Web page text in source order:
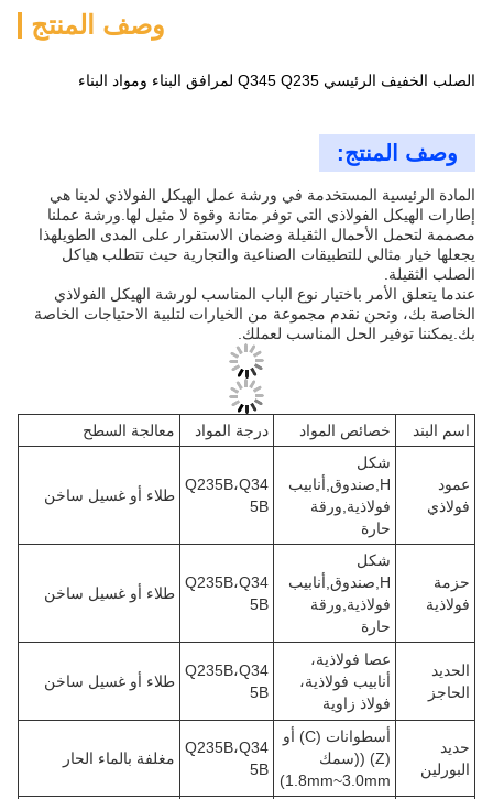
وصف المنتج
الصلب الخفيف الرئيسي Q345 Q235 لمرافق البناء ومواد البناء
وصف المنتج:
المادة الرئيسية المستخدمة في ورشة عمل الهيكل الفولاذي لدينا هي
إطارات الهيكل الفولاذي التي توفر متانة وقوة لا مثيل لها.ورشة عملنا
مصممة لتحمل الأحمال الثقيلة وضمان الاستقرار على المدى الطويلهذا
يجعلها خيار مثالي للتطبيقات الصناعية والتجارية حيث تتطلب هياكل
الصلب الثقيلة.
عندما يتعلق الأمر باختيار نوع الباب المناسب لورشة الهيكل الفولاذي
الخاصة بك، ونحن نقدم مجموعة من الخيارات لتلبية الاحتياجات الخاصة
بك.يمكننا توفير الحل المناسب لعملك.
اسم البند خصائص المواد درجة المواد معالجة السطح
عمود
فولاذي
شكل
H,صندوق,أنابيب
فولاذية,ورقة
حارة
Q235B،Q34
5B
طلاء أو غسيل ساخن
حزمة
فولاذية
شكل
H,صندوق,أنابيب
فولاذية,ورقة
حارة
Q235B،Q34
5B
طلاء أو غسيل ساخن
الحديد
الحاجز
عصا فولاذية،
أنابيب فولاذية،
فولاذ زاوية
Q235B،Q34
5B
طلاء أو غسيل ساخن
حديد
البورلين
أسطوانات (C) أو
(Z) ((سمك
1.8mm~3.0mm)
Q235B،Q34
5B
مغلفة بالماء الحار